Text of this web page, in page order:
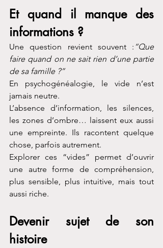
Et quand il manque des
informations ?
Une question revient souvent : “Que
faire quand on ne sait rien d’une partie
de sa famille ?”
En psychogénéalogie, le vide n’est
jamais neutre.
L’absence d’information, les silences,
les zones d’ombre… laissent eux aussi
une empreinte. Ils racontent quelque
chose, parfois autrement.
Explorer ces “vides” permet d’ouvrir
une autre forme de compréhension,
plus sensible, plus intuitive, mais tout
aussi riche.
Devenir sujet de son
histoire